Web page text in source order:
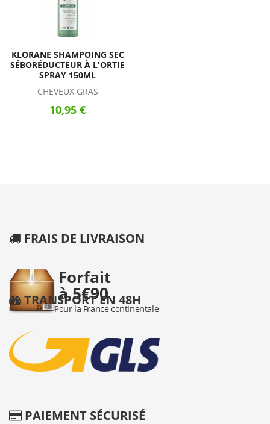
KLORANE SHAMPOING SEC
SÉBORÉDUCTEUR À L'ORTIE
SPRAY 150ML
CHEVEUX GRAS
10,95 €
FRAIS DE LIVRAISON
TRANSPORT EN 48H
PAIEMENT SÉCURISÉ